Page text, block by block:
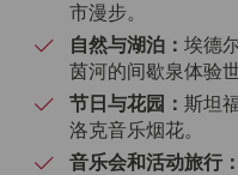
市漫步。
自然与湖泊：埃德
茵河的间歇泉体验世
节日与花园：斯坦
洛克音乐烟花。
音乐会和活动旅行